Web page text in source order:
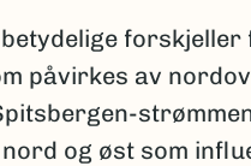
påvirkes av
og øst som